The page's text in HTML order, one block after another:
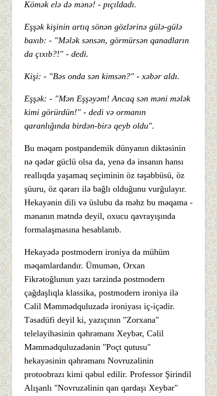
Kömək elə də mənə! - pıçıldadı.
Eşşək kişinin artıq sönən gözlərinə gülə-gülə
baxıb: - "Mələk sənsən, görmürsən qanadların
da çıxıb?!" - dedi.
Kişi: - "Bəs onda sən kimsən?" - xəbər aldı.
Eşşək: - "Mən Eşşəyəm! Ancaq sən məni mələk
kimi görürdün!" - dedi və ormanın
qaranlığında birdən-birə qeyb oldu".
Bu məqam postpandemik dünyanın diktəsinin
nə qədər güclü olsa da, yenə də insanın hansı
reallıqda yaşamaq seçiminin öz təşəbbüsü, öz
şüuru, öz qərarı ilə bağlı olduğunu vurğulayır.
Hekayənin dili və üslubu da məhz bu məqama -
mənanın mətndə deyil, oxucu qavrayışında
formalaşmasına hesablanıb.
Hekayədə postmodern ironiya da mühüm
məqamlardandır. Ümumən, Orxan
Fikrətoğlunun yazı tərzində postmodern
çağdaşlıqla klassika, postmodern ironiya ilə
Cəlil Məmmədquluzadə ironiyası iç-içədir.
Təsadüfi deyil ki, yazıçının "Zorxana"
telelayihəsinin qəhrəmanı Xeybər, Cəlil
Məmmədquluzadənin "Poçt qutusu"
hekayəsinin qəhrəmanı Novruzəlinin
protoobrazı kimi qəbul edilir. Professor Şirindil
Alışanlı "Novruzəlinin qan qardaşı Xeybər"